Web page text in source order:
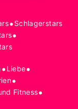
•Schlagerstars
•
•Liebe•
•
Fitness•